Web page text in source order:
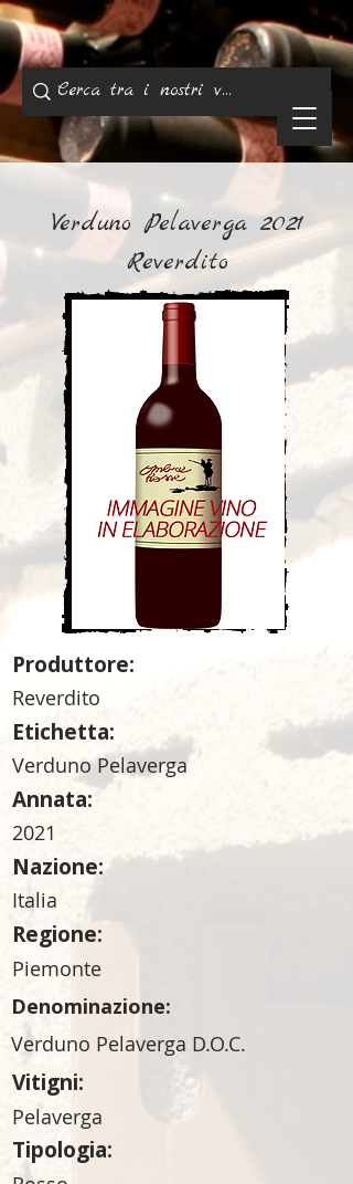
Verduno Pelaverga 2021
Reverdito
Produttore:
Reverdito
Etichetta:
Verduno Pelaverga
Annata:
2021
Nazione:
Italia
Regione:
Piemonte
Denominazione:
Verduno Pelaverga D.O.C.
Vitigni:
Pelaverga
Tipologia: